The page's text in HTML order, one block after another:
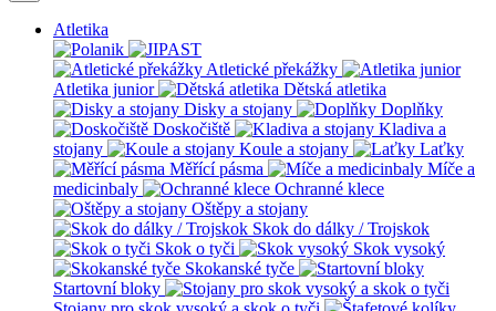
Atletika
Atletické překážky
Atletika junior
Dětská atletika
Disky a stojany
Doplňky
Doskočiště
Kladiva a
stojany
Koule a stojany
Laťky
Měřící pásma
Míče a
medicinbaly
Ochranné klece
Oštěpy a stojany
Skok do dálky / Trojskok
Skok o tyči
Skok vysoký
Skokanské tyče
Startovní bloky